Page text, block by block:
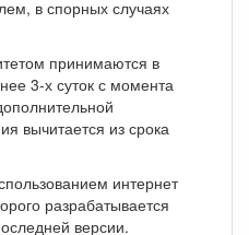
в спорных случаях
принимаются в
3-х суток с момента
вычитается из срока
интернет
разрабатывается
версии.